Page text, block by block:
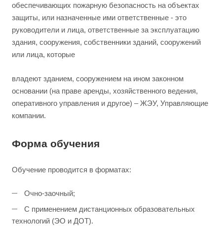
обеспечивающих пожарную безопасность на объектах
защиты, или назначенные ими ответственные - это
руководители и лица, ответственные за эксплуатацию
здания, сооружения, собственники зданий, сооружений
или лица, которые
владеют зданием, сооружением на ином законном
основании (на праве аренды, хозяйственного ведения,
оперативного управления и другое) – ЖЭУ, Управляющие
компании.
Форма обучения
Обучение проводится в форматах:
Очно-заочный;
С применением дистанционных образовательных
технологий (ЭО и ДОТ).